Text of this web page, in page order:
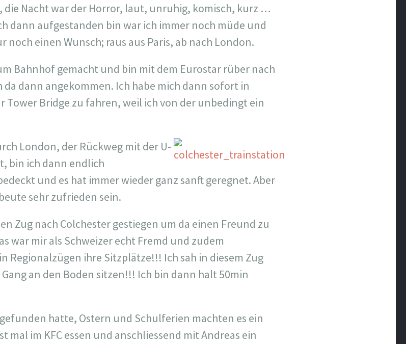
die Nacht war der Horror, laut, unruhig, komisch, kurz …
dann aufgestanden bin war ich immer noch müde und
einen Wunsch; raus aus Paris, ab nach London.
Bahnhof gemacht und bin mit dem Eurostar rüber nach
da dann angekommen. Ich habe mich dann sofort in
Tower Bridge zu fahren, weil ich von der unbedingt ein
London, der Rückweg mit der U-
bin ich dann endlich
und es hat immer wieder ganz sanft geregnet. Aber
sehr zufrieden sein.
Zug nach Colchester gestiegen um da einen Freund zu
war mir als Schweizer echt Fremd und zudem
Regionalzügen ihre Sitzplätze!!! Ich sah in diesem Zug
an den Boden sitzen!!! Ich bin dann halt 50min
hatte, Ostern und Schulferien machten es ein
mal im KFC essen und anschliessend mit Andreas ein